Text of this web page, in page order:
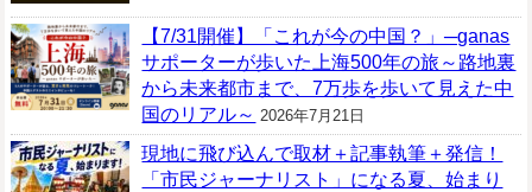
【7/31開催】「これが今の中国？」─ganas
サポーターが歩いた上海500年の旅～路地裏
から未来都市まで、7万歩を歩いて見えた中
国のリアル～ 2026年7月21日
現地に飛び込んで取材＋記事執筆＋発信！
「市民ジャーナリスト」になる夏、始まり